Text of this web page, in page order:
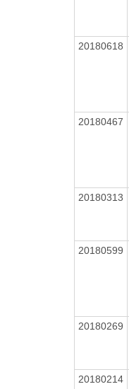
20180618
20180467
20180313
20180599
20180269
20180214